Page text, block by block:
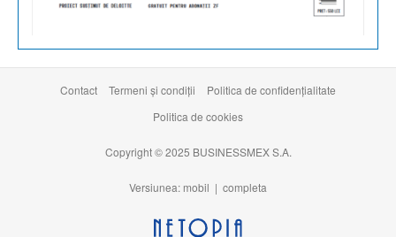
Contact Termeni şi condiţii
Politica de confidențialitate
Politica de cookies
Copyright © 2025 BUSINESSMEX S.A.
Versiunea: mobil | completa